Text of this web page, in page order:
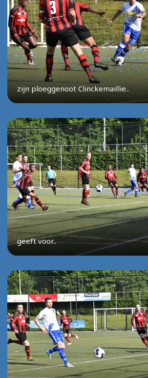
zijn ploeggenoot Clinckemaillie..
geeft voor..